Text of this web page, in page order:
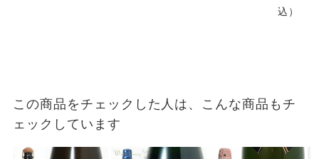
込）
この商品をチェックした人は、こんな商品もチ
ェックしています